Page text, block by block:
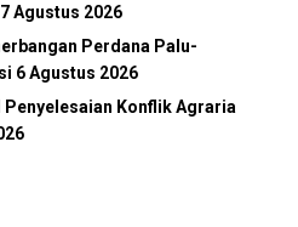
7 Agustus 2026
Perdana Palu-
6 Agustus 2026
Penyelesaian Konflik Agraria